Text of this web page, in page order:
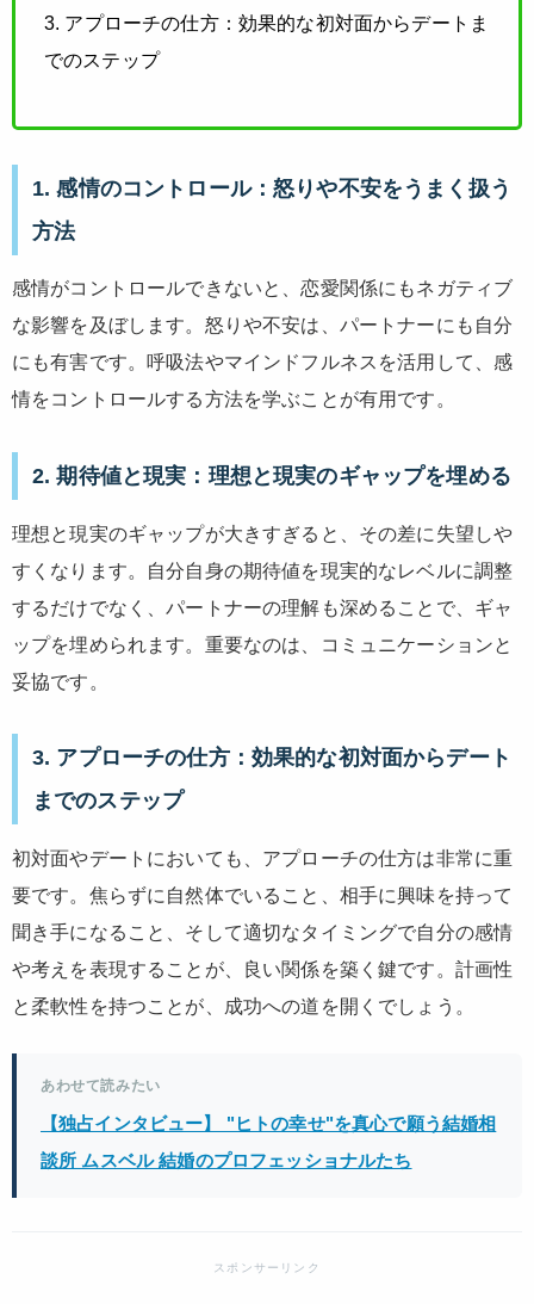
3. アプローチの仕方：効果的な初対面からデートま
でのステップ
1. 感情のコントロール：怒りや不安をうまく扱う
方法
感情がコントロールできないと、恋愛関係にもネガティブ
な影響を及ぼします。怒りや不安は、パートナーにも自分
にも有害です。呼吸法やマインドフルネスを活用して、感
情をコントロールする方法を学ぶことが有用です。
2. 期待値と現実：理想と現実のギャップを埋める
理想と現実のギャップが大きすぎると、その差に失望しや
すくなります。自分自身の期待値を現実的なレベルに調整
するだけでなく、パートナーの理解も深めることで、ギャ
ップを埋められます。重要なのは、コミュニケーションと
妥協です。
3. アプローチの仕方：効果的な初対面からデート
までのステップ
初対面やデートにおいても、アプローチの仕方は非常に重
要です。焦らずに自然体でいること、相手に興味を持って
聞き手になること、そして適切なタイミングで自分の感情
や考えを表現することが、良い関係を築く鍵です。計画性
と柔軟性を持つことが、成功への道を開くでしょう。
あわせて読みたい
【独占インタビュー】 "ヒトの幸せ"を真心で願う結婚相
談所 ムスベル 結婚のプロフェッショナルたち